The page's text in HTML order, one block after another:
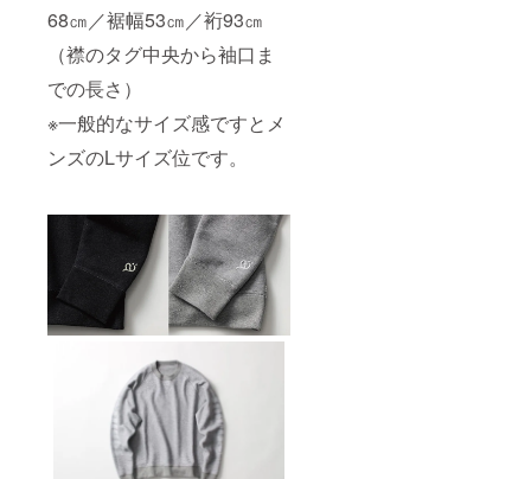
68㎝／裾幅53㎝／裄93㎝
（襟のタグ中央から袖口ま
での長さ）
※一般的なサイズ感ですとメ
ンズのLサイズ位です。